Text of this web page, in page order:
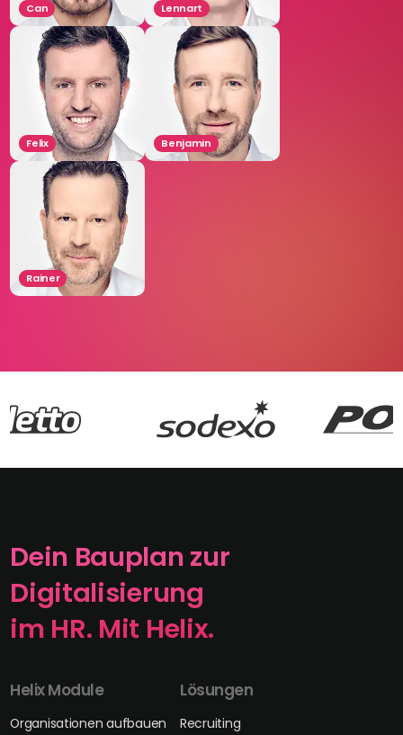
Can Lennart
Felix Benjamin
Rainer
Dein Bauplan zur
Digitalisierung
im HR. Mit Helix.
Helix Module
Organisationen aufbauen
Lösungen
Recruiting